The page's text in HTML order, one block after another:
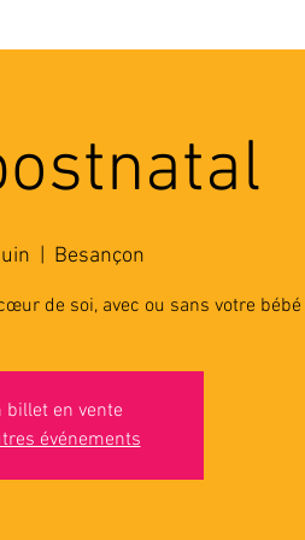
Besançon
de soi, avec ou sans votre bébé
billet en vente
événements